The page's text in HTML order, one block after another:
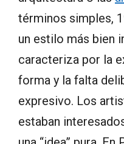
términos simples,
un estilo más bien
caracteriza por la
forma y la falta
expresivo. Los
estaban